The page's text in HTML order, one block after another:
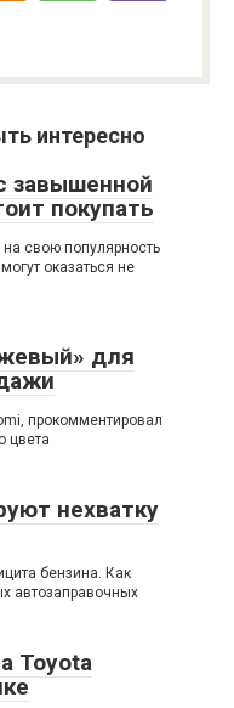
интересно
завышенной
покупать
свою популярность
оказаться не
для
прокомментировал
цвета
нехватку
бензина. Как
автозаправочных
Toyota